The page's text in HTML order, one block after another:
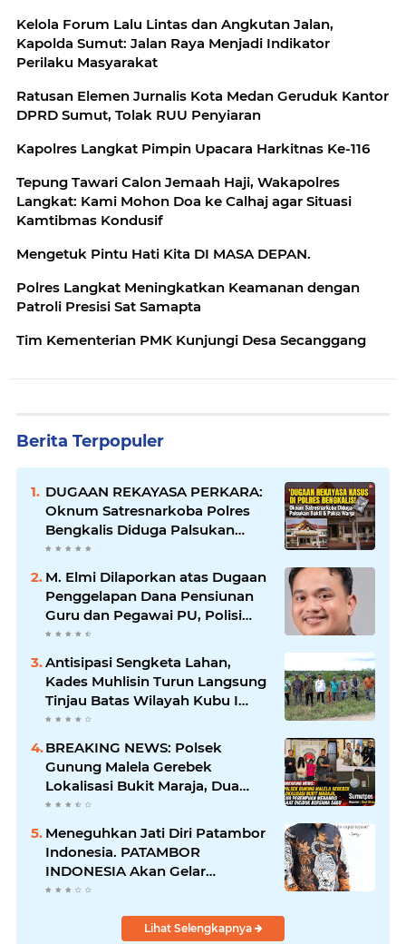
Kelola Forum Lalu Lintas dan Angkutan Jalan,
Kapolda Sumut: Jalan Raya Menjadi Indikator
Perilaku Masyarakat
Ratusan Elemen Jurnalis Kota Medan Geruduk Kantor
DPRD Sumut, Tolak RUU Penyiaran
Kapolres Langkat Pimpin Upacara Harkitnas Ke-116
Tepung Tawari Calon Jemaah Haji, Wakapolres
Langkat: Kami Mohon Doa ke Calhaj agar Situasi
Kamtibmas Kondusif
Mengetuk Pintu Hati Kita DI MASA DEPAN.
Polres Langkat Meningkatkan Keamanan dengan
Patroli Presisi Sat Samapta
Tim Kementerian PMK Kunjungi Desa Secanggang
Berita Terpopuler
DUGAAN REKAYASA PERKARA:
Oknum Satresnarkoba Polres
Bengkalis Diduga Palsukan
Barang Bukti Hingga Paksa
Warga Hadir di TKP
M. Elmi Dilaporkan atas Dugaan
Penggelapan Dana Pensiunan
Guru dan Pegawai PU, Polisi
Pastikan Proses Hukum
Berjalan
Antisipasi Sengketa Lahan,
Kades Muhlisin Turun Langsung
Tinjau Batas Wilayah Kubu I
yang Diduga Diserobot PT Jatim
BREAKING NEWS: Polsek
Gunung Malela Gerebek
Lokalisasi Bukit Maraja, Dua
Perempuan Menangis Saat
Diciduk Bersama Sabu
Meneguhkan Jati Diri Patambor
Indonesia. PATAMBOR
INDONESIA Akan Gelar
RAKERNAS II Di Jakarta.
Lihat Selengkapnya